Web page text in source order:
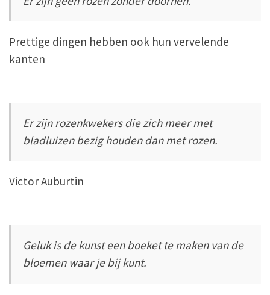
Prettige dingen hebben ook hun vervelende
kanten
Er zijn rozenkwekers die zich meer met
bladluizen bezig houden dan met rozen.
Victor Auburtin
Geluk is de kunst een boeket te maken van de
bloemen waar je bij kunt.